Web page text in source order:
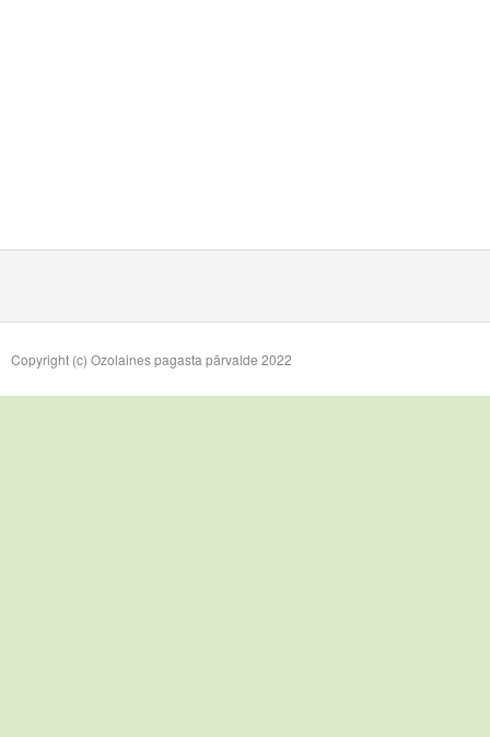
Copyright (c) Ozolaines pagasta pārvalde 2022